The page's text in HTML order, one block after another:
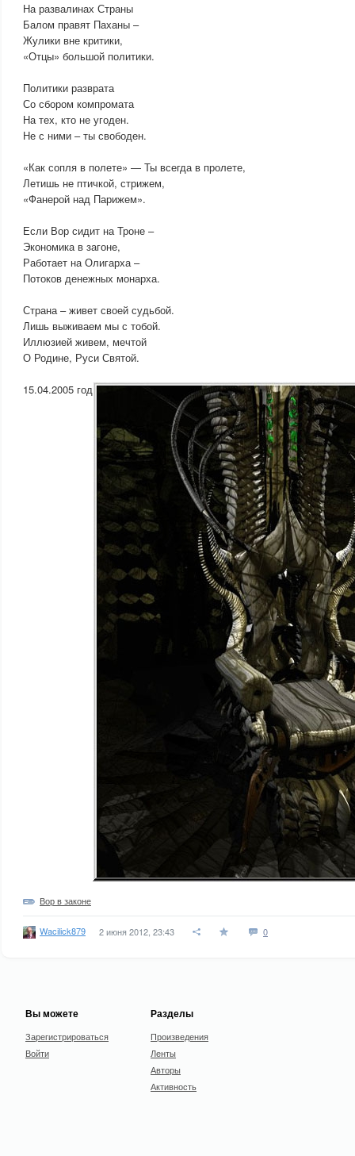
На развалинах Страны
Балом правят Паханы –
Жулики вне критики,
«Отцы» большой политики.
Политики разврата
Со сбором компромата
На тех, кто не угоден.
Не с ними – ты свободен.
«Как сопля в полете» — Ты всегда в пролете,
Летишь не птичкой, стрижем,
«Фанерой над Парижем».
Если Вор сидит на Троне –
Экономика в загоне,
Работает на Олигарха –
Потоков денежных монарха.
Страна – живет своей судьбой.
Лишь выживаем мы с тобой.
Иллюзией живем, мечтой
О Родине, Руси Святой.
15.04.2005 год
Вор в законе
Wacilick879 2 июня 2012, 23:43 0
Вы можете
Зарегистрироваться
Войти
Разделы
Произведения
Ленты
Авторы
Активность